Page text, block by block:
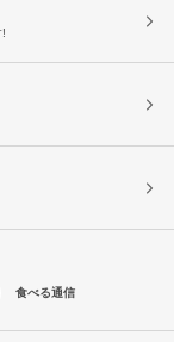
食べる通信